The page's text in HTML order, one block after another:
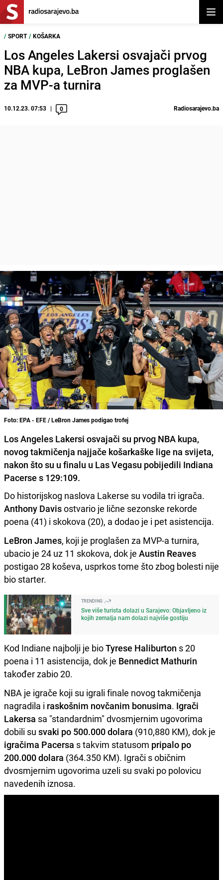
/ SPORT / KOŠARKA
Los Angeles Lakersi osvajači prvog
NBA kupa, LeBron James proglašen
za MVP-a turnira
10.12.23. 07:53 0 Radiosarajevo.ba
Foto: EPA - EFE / LeBron James podigao trofej
Los Angeles Lakersi osvajači su prvog NBA kupa,
novog takmičenja najjače košarkaške lige na svijeta,
nakon što su u finalu u Las Vegasu pobijedili Indiana
Pacerse s 129:109.
Do historijskog naslova Lakerse su vodila tri igrača.
Anthony Davisostvario je lične sezonske rekorde
poena (41) i skokova (20), a dodao je i pet asistencija.
LeBron James, koji je proglašen za MVP-a turnira,
ubacio je 24 uz 11 skokova, dok je Austin Reaves
postigao 28 koševa, usprkos tome što zbog bolesti nije
bio starter.
TRENDING
Sve više turista dolazi u Sarajevo: Objavljeno iz
kojih zemalja nam dolazi najviše gostiju
Kod Indiane najbolji je bioTyrese Haliburton s 20
poena i 11 asistencija, dok je Bennedict Mathurin
također zabio 20.
NBA je igrače koji su igrali finale novog takmičenja
nagradila i raskošnim novčanim bonusima. Igrači
Lakersa sa "standardnim" dvosmjernim ugovorima
dobili su svaki po 500.000 dolara (910,880 KM), dok je
igračima Pacersa s takvim statusom pripalo po
200.000 dolara (364.350 KM). Igrači s običnim
dvosmjernim ugovorima uzeli su svaki po polovicu
navedenih iznosa.